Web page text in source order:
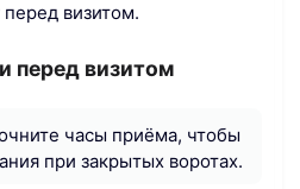
визитом.
перед визитом
часы приёма, чтобы
при закрытых воротах.